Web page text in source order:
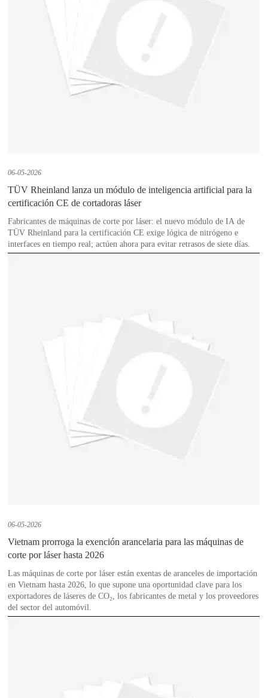
06-05-2026
TÜV Rheinland lanza un módulo de inteligencia artificial para la
certificación CE de cortadoras láser
Fabricantes de máquinas de corte por láser: el nuevo módulo de IA de
TÜV Rheinland para la certificación CE exige lógica de nitrógeno e
interfaces en tiempo real; actúen ahora para evitar retrasos de siete días.
06-05-2026
Vietnam prorroga la exención arancelaria para las máquinas de
corte por láser hasta 2026
Las máquinas de corte por láser están exentas de aranceles de importación
en Vietnam hasta 2026, lo que supone una oportunidad clave para los
exportadores de láseres de CO₂, los fabricantes de metal y los proveedores
del sector del automóvil.